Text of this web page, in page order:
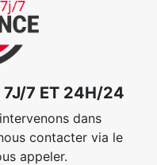
7J/7 ET 24H/24
dans
contacter via le
appeler.